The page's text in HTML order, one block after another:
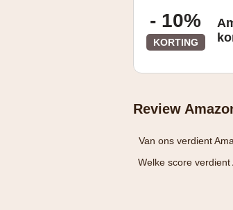
- 10%
KORTING
Review
Van ons verdient
Welke score